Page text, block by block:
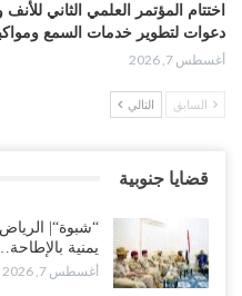
دعوات لتطوير خدمات السمع
أغسطس 7, 2026
“حضرموت“| عصيان مدني واسع
واسعة وإعادة ترتيب المشهد
أغسطس 6, 2026
السابق التالي
قضايا جنوبية
“شبوة“|
يمنية بالإطاحة…
أغسطس 7, 2026